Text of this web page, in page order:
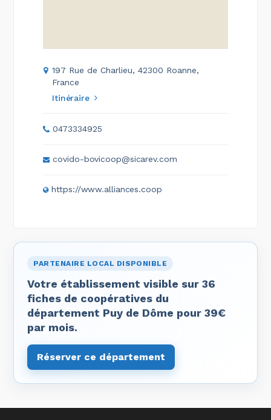
197 Rue de Charlieu, 42300 Roanne,
France
Itinéraire
0473334925
covido-bovicoop@sicarev.com
https://www.alliances.coop
PARTENAIRE LOCAL DISPONIBLE
Votre établissement visible sur 36
fiches de coopératives du
département Puy de Dôme pour 39€
par mois.
Réserver ce département